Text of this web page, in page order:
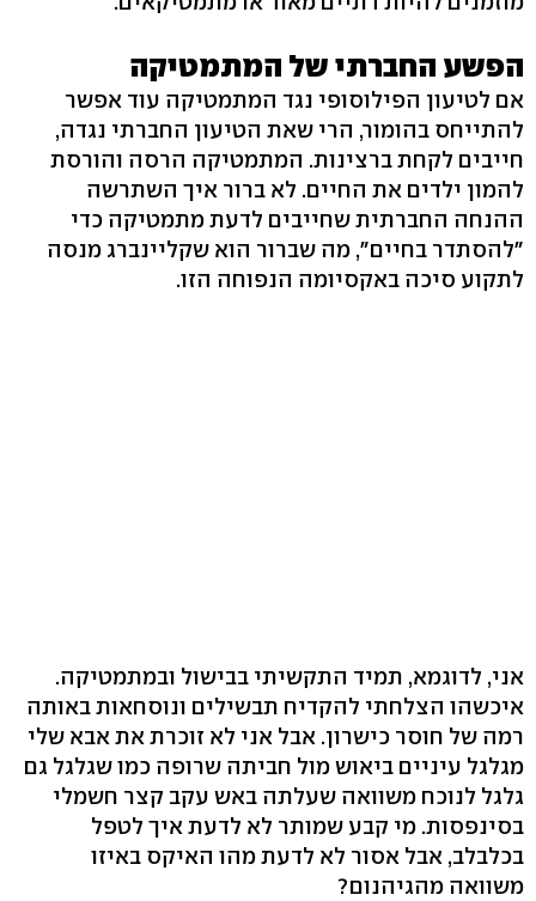
הפשע החברתי של המתמטיקה
אם לטיעון הפילוסופי נגד המתמטיקה עוד אפשר
להתייחס בהומור, הרי שאת הטיעון החברתי נגדה,
חייבים לקחת ברצינות. המתמטיקה הרסה והורסת
להמון ילדים את החיים. לא ברור איך השתרשה
ההנחה החברתית שחייבים לדעת מתמטיקה כדי
"להסתדר בחיים", מה שברור הוא שקליינברג מנסה
לתקוע סיכה באקסיומה הנפוחה הזו.
אני, לדוגמא, תמיד התקשיתי בבישול ובמתמטיקה.
איכשהו הצלחתי להקדיח תבשילים ונוסחאות באותה
רמה של חוסר כישרון. אבל אני לא זוכרת את אבא שלי
מגלגל עיניים ביאוש מול חביתה שרופה כמו שגלגל גם
גלגל לנוכח משוואה שעלתה באש עקב קצר חשמלי
בסינפסות. מי קבע שמותר לא לדעת איך לטפל
בכלבלב, אבל אסור לא לדעת מהו האיקס באיזו
משוואה מהגיהנום?